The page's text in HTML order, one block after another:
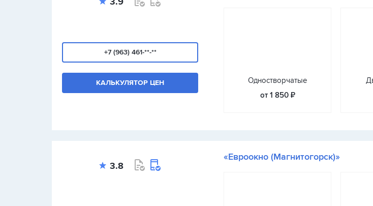
+7 (963) 461-**-**
КАЛЬКУЛЯТОР ЦЕН
Одностворчатые
от 1 850 ₽
3.8
«Евроокно (Магнитогорск)»